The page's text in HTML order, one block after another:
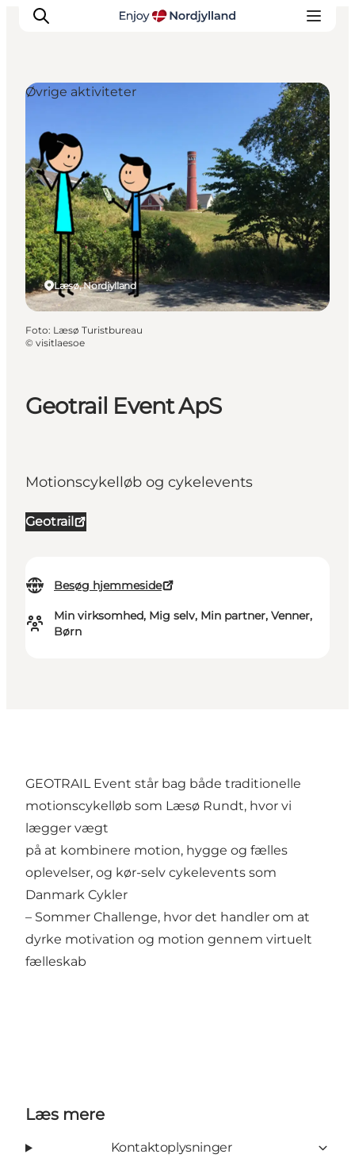
Oplevelser og aktiviteter
Planlæg din tur
Byer og steder
Guides
Det sker
For børn
Geotrail Event ApS
Motionscykelløb og cykelevents
Geotrail
Besøg hjemmeside
Min virksomhed, Mig selv, Min partner, Venner,
Børn
Læsø, Nordjylland
Øvrige aktiviteter
Foto: Læsø Turistbureau
© visitlaesoe
GEOTRAIL Event står bag både traditionelle
motionscykelløb som Læsø Rundt, hvor vi
lægger vægt
på at kombinere motion, hygge og fælles
oplevelser, og kør-selv cykelevents som
Danmark Cykler
– Sommer Challenge, hvor det handler om at
dyrke motivation og motion gennem virtuelt
fælleskab
Læs mere
Kontaktoplysninger